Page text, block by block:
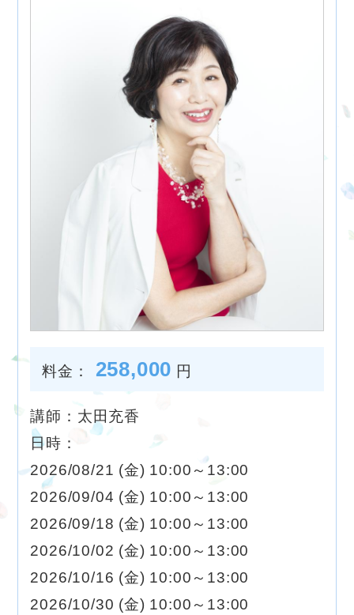
料金： 258,000 円
講師：太田充香
日時：
2026/08/21 (金) 10:00～13:00
2026/09/04 (金) 10:00～13:00
2026/09/18 (金) 10:00～13:00
2026/10/02 (金) 10:00～13:00
2026/10/16 (金) 10:00～13:00
2026/10/30 (金) 10:00～13:00